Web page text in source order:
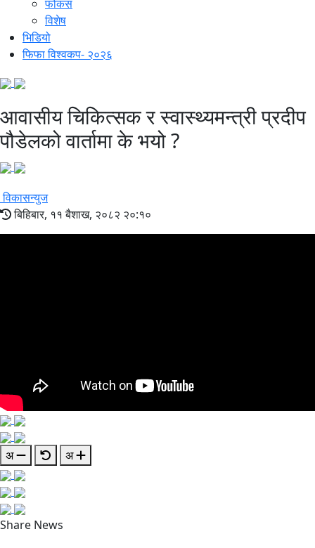
फोकस
विशेष
भिडियो
फिफा विश्वकप- २०२६
आवासीय चिकित्सक र स्वास्थ्यमन्त्री प्रदीप
पौडेलको वार्तामा के भयो ?
विकासन्युज
बिहिबार, ११ बैशाख, २०८२ २०:१०
अ अ
Share News